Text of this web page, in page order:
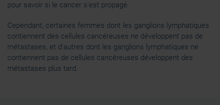
pour savoir si le cancer s'est propagé.
Cependant, certaines femmes dont les ganglions lymphatiques
contiennent des cellules cancéreuses ne développent pas de
métastases, et d’autres dont les ganglions lymphatiques ne
contiennent pas de cellules cancéreuses développent des
métastases plus tard.